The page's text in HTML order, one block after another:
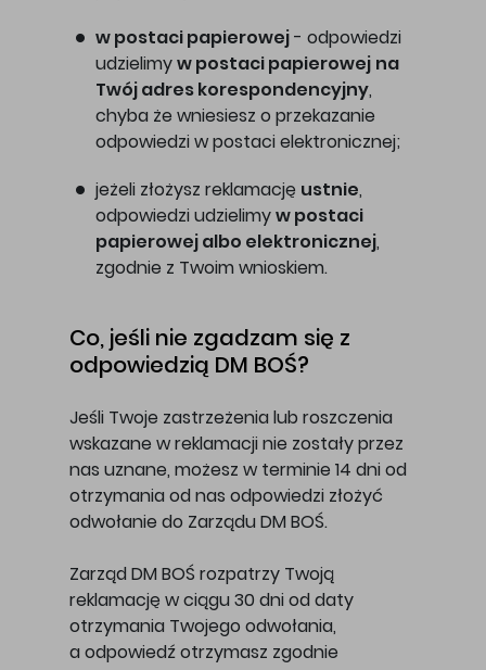
w postaci papierowej- odpowiedzi
udzielimyw postaci papierowej na
Twój adres korespondencyjny,
chyba że wniesiesz o przekazanie
odpowiedzi w postaci elektronicznej;
jeżeli złożysz reklamację ustnie,
odpowiedzi udzielimyw postaci
papierowej albo elektronicznej,
zgodnie z Twoim wnioskiem.
Co, jeśli nie zgadzam się z
odpowiedzią DM BOŚ?
Jeśli Twoje zastrzeżenia lub roszczenia
wskazane w reklamacji nie zostały przez
nas uznane, możesz w terminie 14 dni od
otrzymania od nas odpowiedzi złożyć
odwołanie do Zarządu DM BOŚ.
Zarząd DM BOŚ rozpatrzy Twoją
reklamację w ciągu 30 dni od daty
otrzymania Twojego odwołania,
a odpowiedź otrzymasz zgodnie